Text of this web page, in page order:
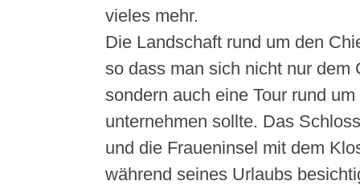
vieles mehr.
Die Landschaft rund um den
so dass man sich nicht nur dem
sondern auch eine Tour rund
unternehmen sollte. Das
und die Fraueninsel mit dem
während seines Urlaubs